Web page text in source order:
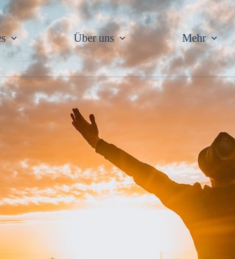
Über uns Mehr